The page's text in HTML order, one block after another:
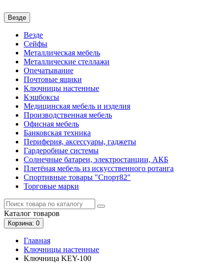
Везде
Везде
Сейфы
Металлическая мебель
Металлические стеллажи
Опечатывание
Почтовые ящики
Ключницы настенные
Кэшбоксы
Медицинская мебель и изделия
Производственная мебель
Офисная мебель
Банковская техника
Периферия, аксессуары, гаджеты
Гардеробные системы
Солнечные батареи, электростанции, АКБ
Плетёная мебель из искусственного ротанга
Спортивные товары "Спорт82"
Торговые марки
Каталог товаров
Корзина: 0
Главная
Ключницы настенные
Ключница KEY-100